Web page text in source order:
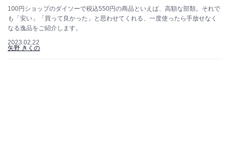
100円ショップのダイソーで税込550円の商品といえば、高額な部類。それで
も「安い」「買って良かった」と思わせてくれる、一度使ったら手放せなく
なる逸品をご紹介します。
2023.02.22
矢野 きくの